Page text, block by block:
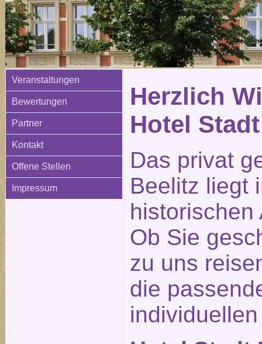
Veranstaltungen
Bewertungen
Partner
Kontakt
Offene Stellen
Impressum
Herzlich
Hotel
Das privat
Beelitz liegt
historischen
Ob Sie
zu uns
die